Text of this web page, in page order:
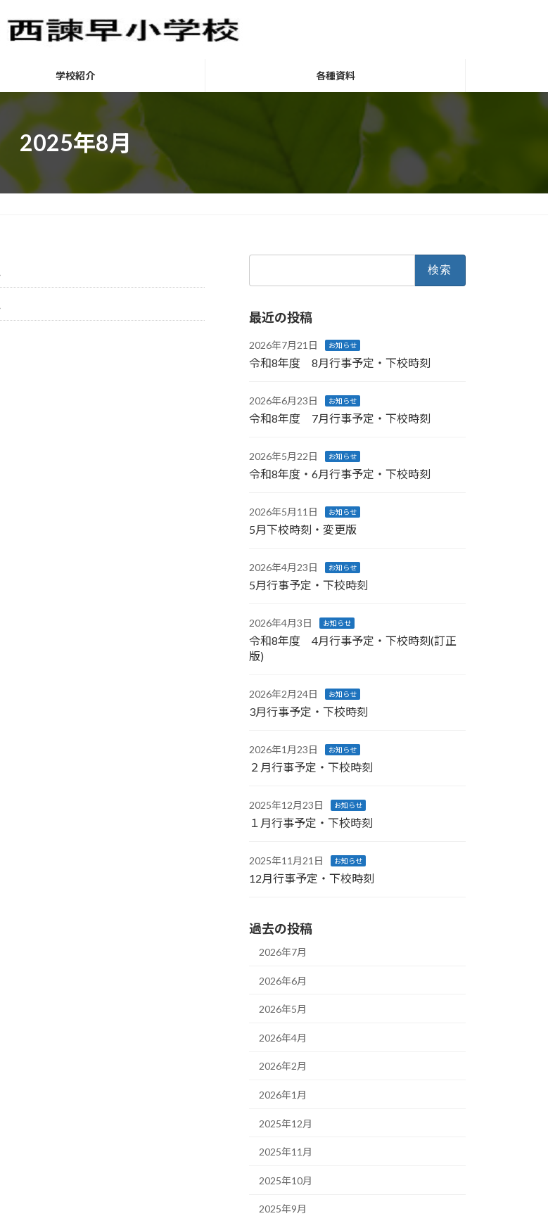
学校紹介 各種資料
2025年8月
最近の投稿
2026年7月21日 お知らせ
令和8年度 8月行事予定・下校時刻
2026年6月23日 お知らせ
令和8年度 7月行事予定・下校時刻
2026年5月22日 お知らせ
令和8年度・6月行事予定・下校時刻
2026年5月11日 お知らせ
5月下校時刻・変更版
2026年4月23日 お知らせ
5月行事予定・下校時刻
2026年4月3日 お知らせ
令和8年度 4月行事予定・下校時刻(訂正
版)
2026年2月24日 お知らせ
3月行事予定・下校時刻
2026年1月23日 お知らせ
２月行事予定・下校時刻
2025年12月23日 お知らせ
１月行事予定・下校時刻
2025年11月21日 お知らせ
12月行事予定・下校時刻
過去の投稿
2026年7月
2026年6月
2026年5月
2026年4月
2026年2月
2026年1月
2025年12月
2025年11月
2025年10月
2025年9月